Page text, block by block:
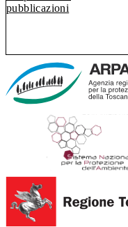
pubblicazioni